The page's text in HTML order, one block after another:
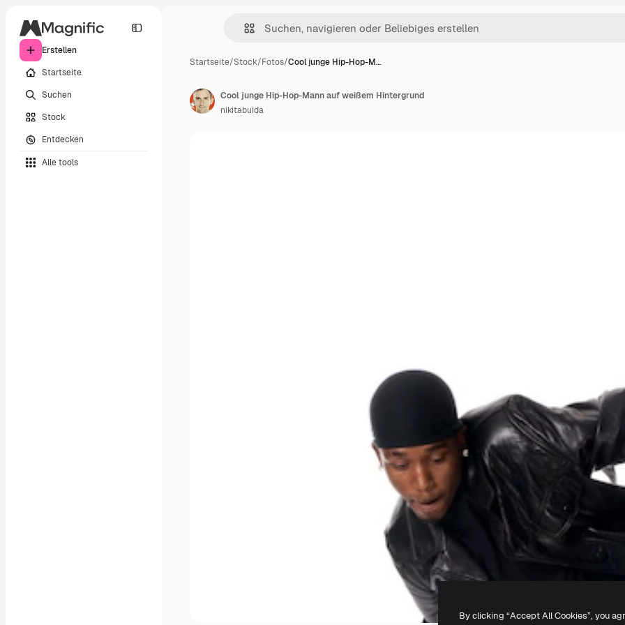
Erstellen
Startseite
Suchen
Stock
Entdecken
Alle tools
Startseite/Stock/Fotos/Cool junge Hip-Hop-M…
Cool junge Hip-Hop-Mann auf weißem Hintergrund
nikitabuida
By clicking “Accept All Cookies”, you